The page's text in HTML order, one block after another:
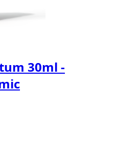
30ml -